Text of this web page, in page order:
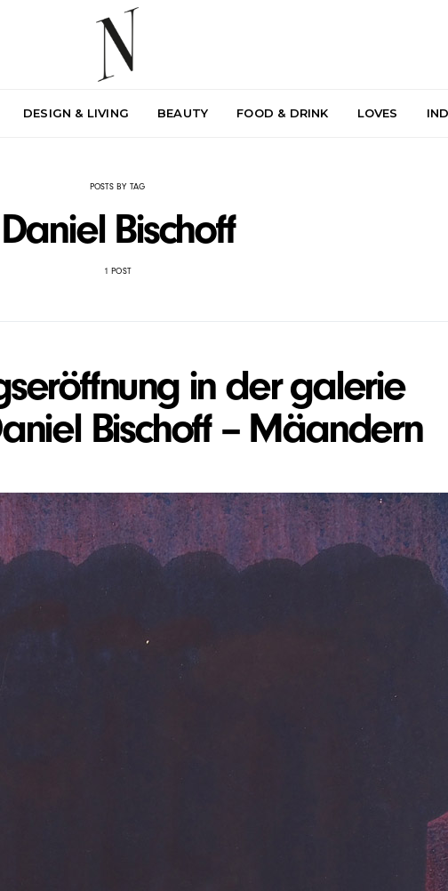
DESIGN & LIVING BEAUTY FOOD & DRINK LOVES
POSTS BY TAG
Daniel Bischoff
1 POST
in der galerie
Bischoff – Mäandern